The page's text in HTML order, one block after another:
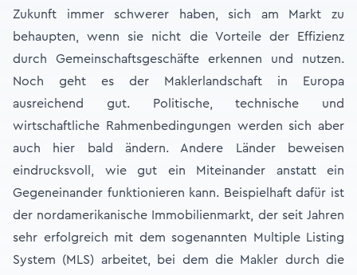
Zukunft immer schwerer haben, sich am Markt zu
behaupten, wenn sie nicht die Vorteile der Effizienz
durch Gemeinschaftsgeschäfte erkennen und nutzen.
Noch geht es der Maklerlandschaft in Europa
ausreichend gut. Politische, technische und
wirtschaftliche Rahmenbedingungen werden sich aber
auch hier bald ändern. Andere Länder beweisen
eindrucksvoll, wie gut ein Miteinander anstatt ein
Gegeneinander funktionieren kann. Beispielhaft dafür ist
der nordamerikanische Immobilienmarkt, der seit Jahren
sehr erfolgreich mit dem sogenannten Multiple Listing
System (MLS) arbeitet, bei dem die Makler durch die